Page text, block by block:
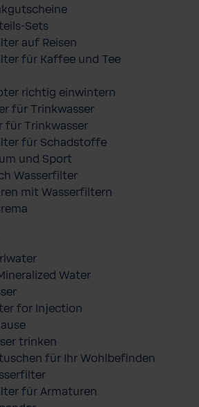
Sets
auf Reisen
für Kaffee und Tee
richtig einwintern
für Trinkwasser
für Trinkwasser
für Schadstoffe
und Sport
Wasserfilter
mit Wasserfiltern
Water
for Injection
trinken
für Ihr Wohlbefinden
für Armaturen